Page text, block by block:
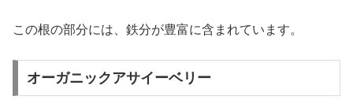
この根の部分には、鉄分が豊富に含まれています。
オーガニックアサイーベリー